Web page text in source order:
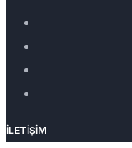
İLETIŞIM